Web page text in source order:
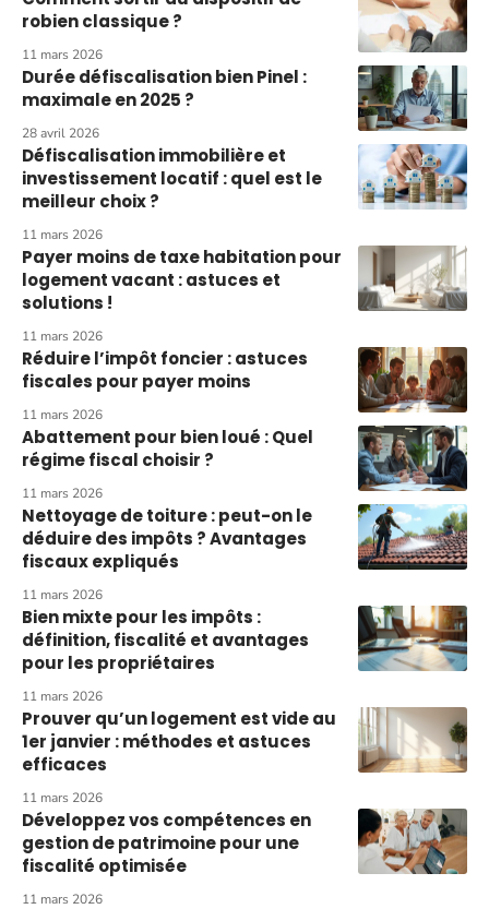
robien classique ?
11 mars 2026
Durée défiscalisation bien Pinel :
maximale en 2025 ?
28 avril 2026
Défiscalisation immobilière et
investissement locatif : quel est le
meilleur choix ?
11 mars 2026
Payer moins de taxe habitation pour
logement vacant : astuces et
solutions !
11 mars 2026
Réduire l’impôt foncier : astuces
fiscales pour payer moins
11 mars 2026
Abattement pour bien loué : Quel
régime fiscal choisir ?
11 mars 2026
Nettoyage de toiture : peut-on le
déduire des impôts ? Avantages
fiscaux expliqués
11 mars 2026
Bien mixte pour les impôts :
définition, fiscalité et avantages
pour les propriétaires
11 mars 2026
Prouver qu’un logement est vide au
1er janvier : méthodes et astuces
efficaces
11 mars 2026
Développez vos compétences en
gestion de patrimoine pour une
fiscalité optimisée
11 mars 2026